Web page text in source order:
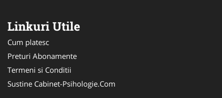
Linkuri Utile
Cum platesc
Preturi Abonamente
Termeni si Conditii
Sustine Cabinet-Psihologie.Com